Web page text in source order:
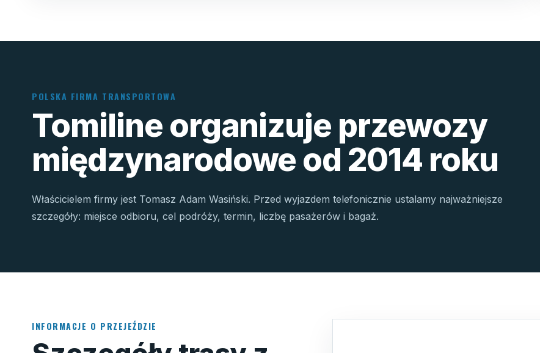
POLSKA FIRMA TRANSPORTOWA
Tomiline organizuje przewozy
międzynarodowe od 2014 roku
Właścicielem firmy jest Tomasz Adam Wasiński. Przed wyjazdem telefonicznie ustalamy najważniejsze
szczegóły: miejsce odbioru, cel podróży, termin, liczbę pasażerów i bagaż.
INFORMACJE O PRZEJEŹDZIE